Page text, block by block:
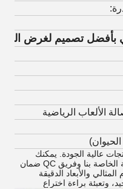
بأفضل تصميم لغرض
الألعاب الرياضية
عالية الجودة. يمكنك
العثور على فريق البحث والتنمية المهنية الخاصة بنا وفريق QC ضمان
المثالي والأبعاد الدقيقة
وتعبئة براءة اختراع